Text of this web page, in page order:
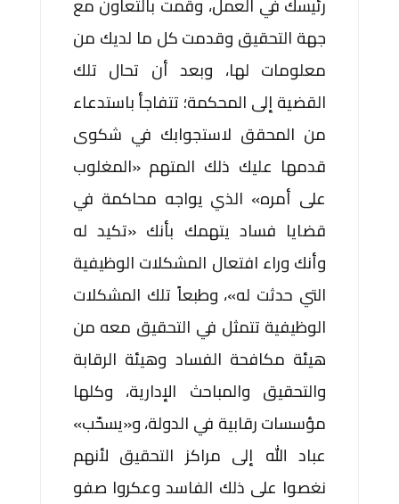
رئيسك في العمل، وقمت بالتعاون مع
جهة التحقيق وقدمت كل ما لديك من
معلومات لها، وبعد أن تحال تلك
القضية إلى المحكمة؛ تتفاجأ باستدعاء
من المحقق لاستجوابك في شكوى
قدمها عليك ذلك المتهم «المغلوب
على أمره» الذي يواجه محاكمة في
قضايا فساد يتهمك بأنك «تكيد له
وأنك وراء افتعال المشكلات الوظيفية
التي حدثت له»، وطبعاً تلك المشكلات
الوظيفية تتمثل في التحقيق معه من
هيئة مكافحة الفساد وهيئة الرقابة
والتحقيق والمباحث الإدارية، وكلها
مؤسسات رقابية في الدولة، و«يسحّب»
عباد الله إلى مراكز التحقيق لأنهم
نغصوا على ذلك الفاسد وعكروا صفو